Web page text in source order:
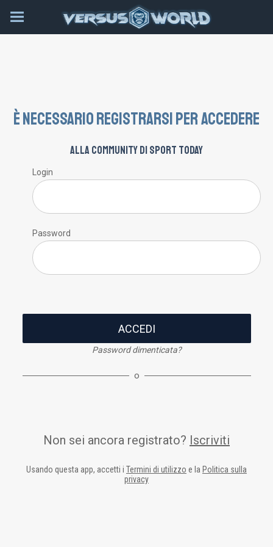
È necessario registrarsi per accedere
alla community di Sport Today
Login
Password
ACCEDI
Password dimenticata?
o
Non sei ancora registrato? Iscriviti
Usando questa app, accetti i Termini di utilizzo e la Politica sulla
privacy